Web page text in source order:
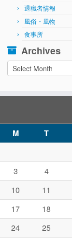
退職者情報
風俗・風物
食事所
Archives
Archives
M
T
3
4
10
11
17
18
24
25